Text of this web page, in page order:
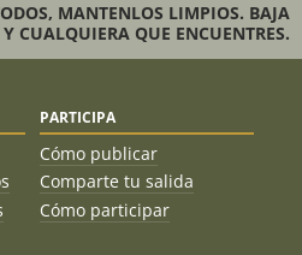
MANTENLOS LIMPIOS. BAJA
CUALQUIERA QUE ENCUENTRES.
PARTICIPA
Cómo publicar
Comparte tu salida
Cómo participar